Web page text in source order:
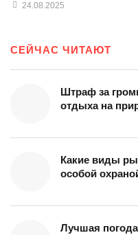
24.08.2025
СЕЙЧАС ЧИТАЮТ
Штраф за
отдыха на
Какие виды
особой
Лучшая